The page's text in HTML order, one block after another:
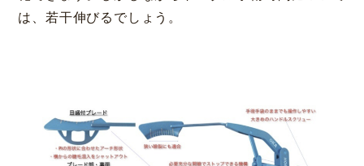
は、若干伸びるでしょう。